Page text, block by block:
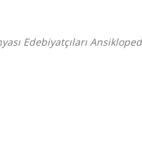
Edebiyatçıları